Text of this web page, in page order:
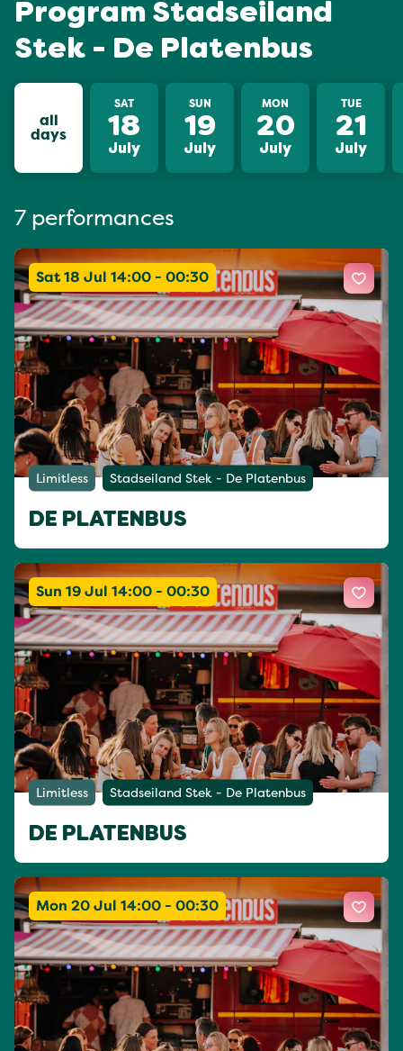
Program Stadseiland
Stek - De Platenbus
all
days
SAT
18
July
SUN
19
July
MON
20
July
TUE
21
July
7 performances
Sat 18 Jul 14:00 - 00:30
Limitless Stadseiland Stek - De Platenbus
DE PLATENBUS
Sun 19 Jul 14:00 - 00:30
Limitless Stadseiland Stek - De Platenbus
DE PLATENBUS
Mon 20 Jul 14:00 - 00:30